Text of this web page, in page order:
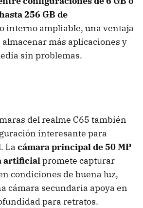
256 GB de
o interno ampliable, una ventaja
más aplicaciones y
sin problemas.
del realme C65 también
interesante para
La cámara principal de 50 MP
artificialpromete capturar
condiciones de buena luz,
cámara secundaria apoya en
para retratos.